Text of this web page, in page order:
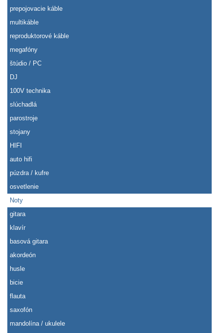
prepojovacie káble
multikáble
reproduktorové káble
megafóny
štúdio / PC
DJ
100V technika
slúchadlá
parostroje
stojany
HIFI
auto hifi
púzdra / kufre
osvetlenie
Noty
gitara
klavír
basová gitara
akordeón
husle
bicie
flauta
saxofón
mandolína / ukulele